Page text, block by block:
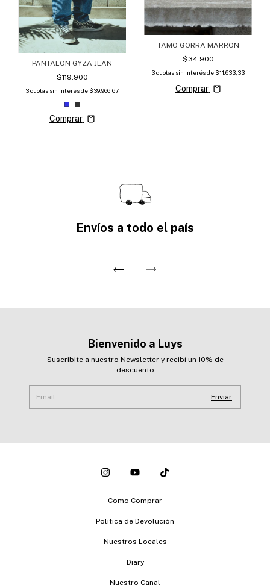
PANTALON GYZA JEAN
$119.900
3cuotas sin interés de $39.966,67
Comprar
TAMO GORRA MARRON
$34.900
3cuotas sin interés de $11.633,33
Comprar
Envíos a todo el país
Bienvenido a Luys
Suscribite a nuestro Newsletter y recibí un 10% de
descuento
Como Comprar
Política de Devolución
Nuestros Locales
Diary
Nuestro Canal